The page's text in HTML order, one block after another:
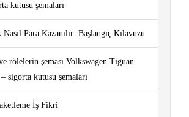
kutusu şemaları
Para Kazanılır: Başlangıç ​​Kılavuzu
rölelerin şeması Volkswagen Tiguan
sigorta kutusu şemaları
İş Fikri